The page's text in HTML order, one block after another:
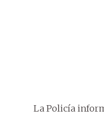
La Policía